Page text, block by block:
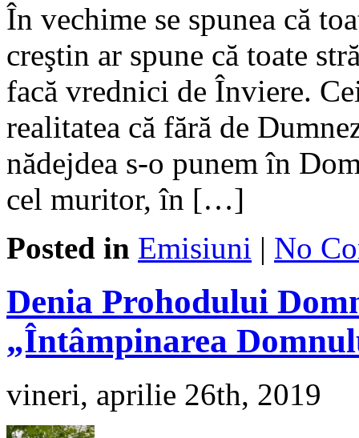
În vechime se spunea că
creştin ar spune că toate
facă vrednici de Înviere.
realitatea că fără de
nădejdea s-o punem în
cel muritor, în […]
Posted in Emisiuni | No
Denia Prohodului
„Întâmpinarea
vineri, aprilie 26th, 2019